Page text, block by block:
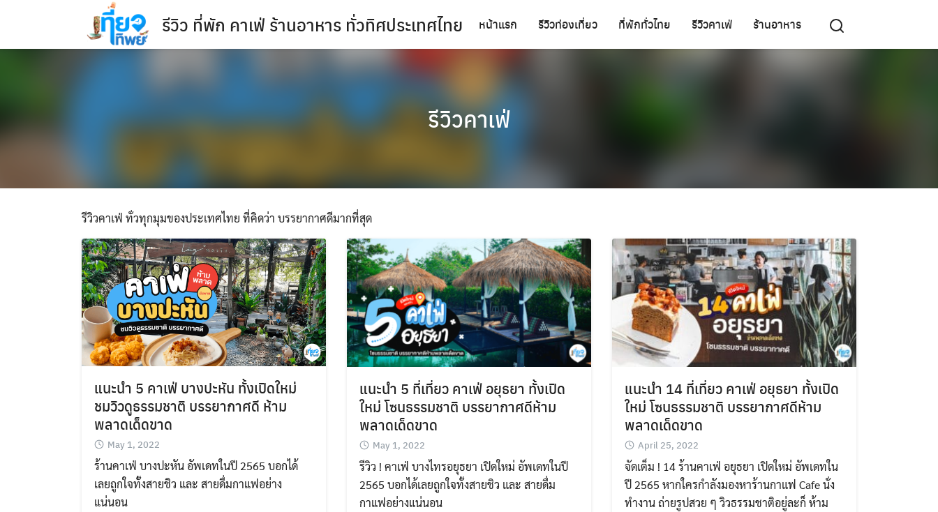
รีวิว ที่พัก คาเฟ่ ร้านอาหาร ทั่วทิศประเทศไทย หน้าแรก รีวิวท่องเที่ยว ที่พักทั่วไทย รีวิวคาเฟ่ ร้านอาหาร
รีวิวคาเฟ่
รีวิวคาเฟ่ ทั่วทุกมุมของประเทศไทย ที่คิดว่า บรรยากาศดีมากที่สุด
แนะนำ 5 คาเฟ่ บางปะหัน ทั้งเปิดใหม่
ชมวิวดูธรรมชาติ บรรยากาศดี ห้าม
พลาดเด็ดขาด
May 1, 2022
ร้านคาเฟ่ บางปะหัน อัพเดทในปี 2565 บอกได้
เลยถูกใจทั้งสายชิว และ สายดื่มกาแฟอย่าง
แน่นอน
แนะนำ 5 ที่เที่ยว คาเฟ่ อยุธยา ทั้งเปิด
ใหม่ โซนธรรมชาติ บรรยากาศดีห้าม
พลาดเด็ดขาด
May 1, 2022
รีวิว ! คาเฟ่ บางไทรอยุธยา เปิดใหม่ อัพเดทในปี
2565 บอกได้เลยถูกใจทั้งสายชิว และ สายดื่ม
กาแฟอย่างแน่นอน
แนะนำ 14 ที่เที่ยว คาเฟ่ อยุธยา ทั้งเปิด
ใหม่ โซนธรรมชาติ บรรยากาศดีห้าม
พลาดเด็ดขาด
April 25, 2022
จัดเต็ม ! 14 ร้านคาเฟ่ อยุธยา เปิดใหม่ อัพเดทใน
ปี 2565 หากใครกำลังมองหาร้านกาแฟ Cafe นั่ง
ทำงาน ถ่ายรูปสวย ๆ วิวธรรมชาติอยู่ละก็ ห้าม